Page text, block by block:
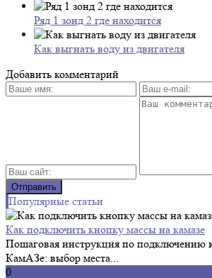
Ряд 1 зонд 2 где находится
Как выгнать воду из двигателя
Добавить комментарий
Популярные статьи
Как подключить кнопку массы на камазе
Пошаговая инструкция по подключению
КамАЗе: выбор места...
0